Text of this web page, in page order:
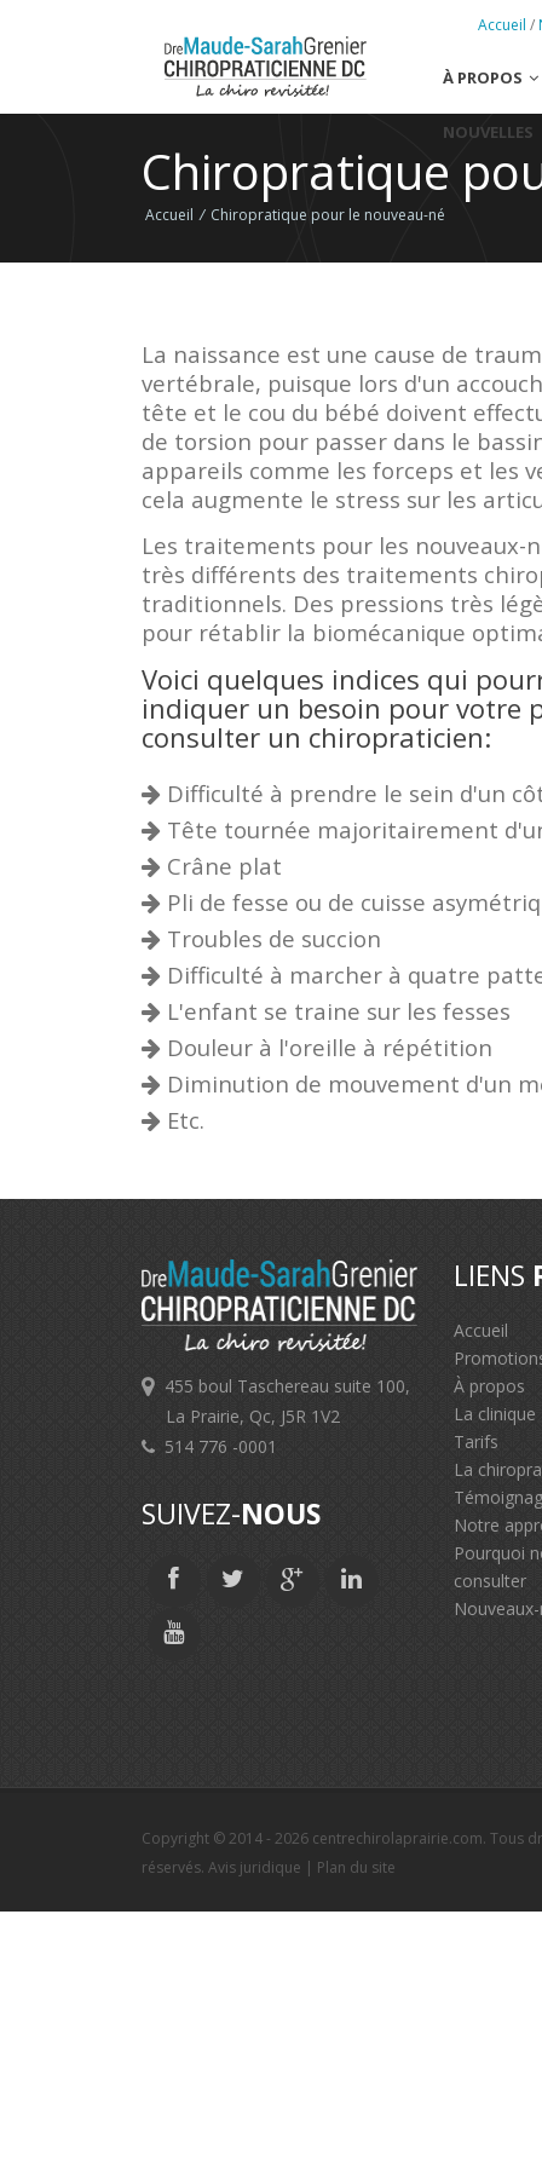
Accueil /
À PROPOS
NOUVELLES
Chiropratique
Accueil / Chiropratique pour le nouveau-né
La naissance est une cause de
vertébrale, puisque lors d'un
tête et le cou du bébé doivent
de torsion pour passer dans le
appareils comme les forceps et les
cela augmente le stress sur les
Les traitements pour les nouveaux-
très différents des traitements
traditionnels. Des pressions très
pour rétablir la biomécanique
Voici quelques indices qui
indiquer un besoin pour votre
consulter un chiropraticien:
Difficulté à prendre le sein d'un
Tête tournée majoritairement
Crâne plat
Pli de fesse ou de cuisse
Troubles de succion
Difficulté à marcher à quatre
L'enfant se traine sur les fesses
Douleur à l'oreille à répétition
Diminution de mouvement d'un
Etc.
455 boul Taschereau suite 100,
La Prairie, Qc, J5R 1V2
514 776 -0001
SUIVEZ-NOUS
LIENS
Accueil
À propos
La clinique
Tarifs
La
Notre
Pourquoi
consulter
Copyright © 2014 - 2026 centrechirolaprairie.com. Tous
réservés. Avis juridique | Plan du site